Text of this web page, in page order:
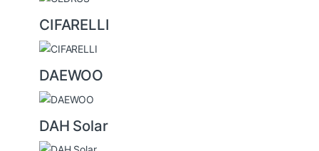
CIFARELLI
DAEWOO
DAH Solar